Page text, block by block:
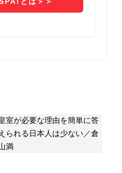
室が必要な理由を簡単に答
えられる日本人は少ない／倉
満